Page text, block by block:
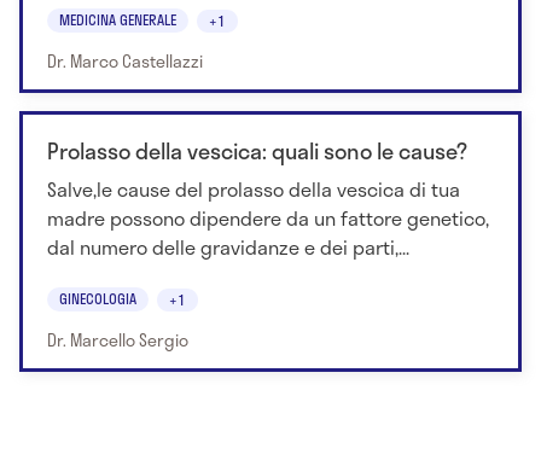
MEDICINA GENERALE +1
Dr. Marco Castellazzi
Prolasso della vescica: quali sono le cause?
Salve,le cause del prolasso della vescica di tua
madre possono dipendere da un fattore genetico,
dal numero delle gravidanze e dei parti,...
GINECOLOGIA +1
Dr. Marcello Sergio